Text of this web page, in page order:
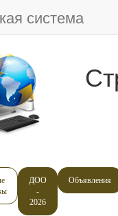
система
ДОО
-
2026
Объявления